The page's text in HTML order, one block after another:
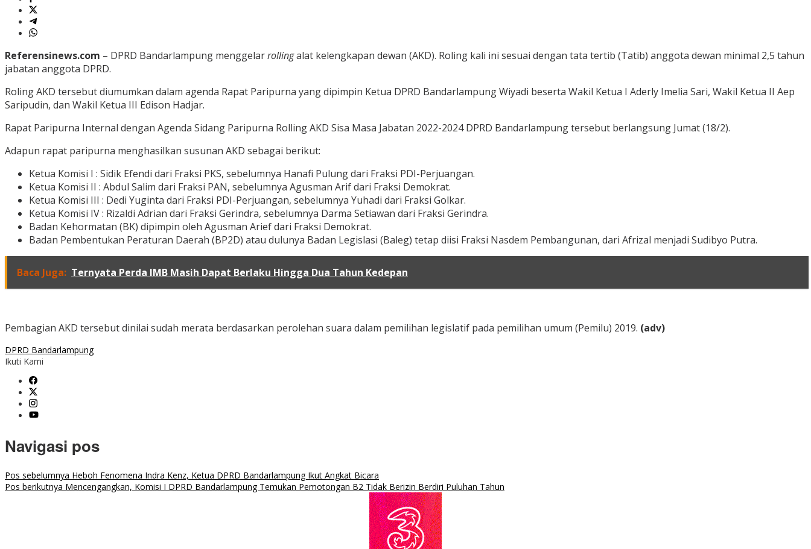
Referensinews.com – DPRD Bandarlampung menggelarrollingalat kelengkapan dewan (AKD). Roling kali ini sesuai dengan tata tertib (Tatib) anggota dewan minimal 2,5 tahun
jabatan anggota DPRD.
Roling AKD tersebut diumumkan dalam agenda Rapat Paripurna yang dipimpin Ketua DPRD Bandarlampung Wiyadi beserta Wakil Ketua I Aderly Imelia Sari, Wakil Ketua II Aep
Saripudin, dan Wakil Ketua III Edison Hadjar.
Rapat Paripurna Internal dengan Agenda Sidang Paripurna Rolling AKD Sisa Masa Jabatan 2022-2024 DPRD Bandarlampung tersebut berlangsung Jumat (18/2).
Adapun rapat paripurna menghasilkan susunan AKD sebagai berikut:
Ketua Komisi I : Sidik Efendi dari Fraksi PKS, sebelumnya Hanafi Pulung dari Fraksi PDI-Perjuangan.
Ketua Komisi II : Abdul Salim dari Fraksi PAN, sebelumnya Agusman Arif dari Fraksi Demokrat.
Ketua Komisi III : Dedi Yuginta dari Fraksi PDI-Perjuangan, sebelumnya Yuhadi dari Fraksi Golkar.
Ketua Komisi IV : Rizaldi Adrian dari Fraksi Gerindra, sebelumnya Darma Setiawan dari Fraksi Gerindra.
Badan Kehormatan (BK) dipimpin oleh Agusman Arief dari Fraksi Demokrat.
Badan Pembentukan Peraturan Daerah (BP2D) atau dulunya Badan Legislasi (Baleg) tetap diisi Fraksi Nasdem Pembangunan, dari Afrizal menjadi Sudibyo Putra.
Baca Juga: Ternyata Perda IMB Masih Dapat Berlaku Hingga Dua Tahun Kedepan
Pembagian AKD tersebut dinilai sudah merata berdasarkan perolehan suara dalam pemilihan legislatif pada pemilihan umum (Pemilu) 2019. (adv)
DPRD Bandarlampung
Ikuti Kami
Navigasi pos
Pos sebelumnya Heboh Fenomena Indra Kenz, Ketua DPRD Bandarlampung Ikut Angkat Bicara
Pos berikutnya Mencengangkan, Komisi I DPRD Bandarlampung Temukan Pemotongan B2 Tidak Berizin Berdiri Puluhan Tahun